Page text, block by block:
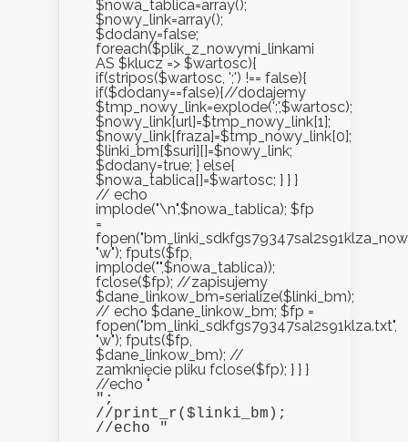
$nowa_tablica=array();
$nowy_link=array();
$dodany=false;
foreach($plik_z_nowymi_linkami
AS $klucz => $wartosc){
if(stripos($wartosc, ';') !== false){
if($dodany==false){//dodajemy
$tmp_nowy_link=explode(';',$wartosc);
$nowy_link[url]=$tmp_nowy_link[1];
$nowy_link[fraza]=$tmp_nowy_link[0];
$linki_bm[$suri][]=$nowy_link;
$dodany=true; } else{
$nowa_tablica[]=$wartosc; } } }
// echo
implode("\n",$nowa_tablica); $fp
=
"w"); fputs($fp,
implode("",$nowa_tablica));
fclose($fp); //zapisujemy
$dane_linkow_bm=serialize($linki_bm);
// echo $dane_linkow_bm; $fp =
fopen("bm_linki_sdkfgs79347sal2s91klza.txt",
"w"); fputs($fp,
$dane_linkow_bm); //
zamknięcie pliku fclose($fp); } } }
//echo "
";
//print_r($linki_bm);
//echo "